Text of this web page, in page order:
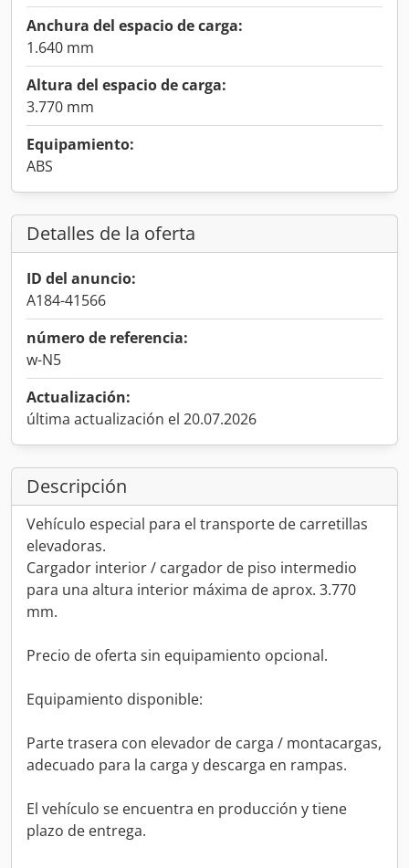
Anchura del espacio de carga:
1.640 mm
Altura del espacio de carga:
3.770 mm
Equipamiento:
ABS
Detalles de la oferta
ID del anuncio:
A184-41566
número de referencia:
w-N5
Actualización:
última actualización el 20.07.2026
Descripción
Vehículo especial para el transporte de carretillas
elevadoras.
Cargador interior / cargador de piso intermedio
para una altura interior máxima de aprox. 3.770
mm.
Precio de oferta sin equipamiento opcional.
Equipamiento disponible:
Parte trasera con elevador de carga / montacargas,
adecuado para la carga y descarga en rampas.
El vehículo se encuentra en producción y tiene
plazo de entrega.